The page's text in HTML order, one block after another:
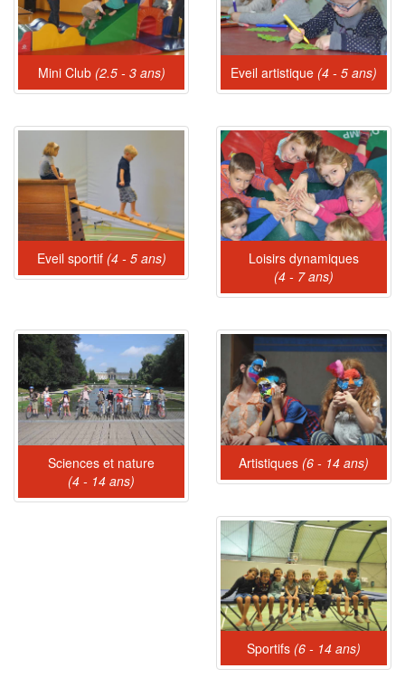
Mini Club (2.5 - 3 ans) Eveil artistique (4 - 5 ans)
Eveil sportif (4 - 5 ans)
Loisirs dynamiques
(4 - 7 ans)
Sciences et nature
(4 - 14 ans)
Artistiques (6 - 14 ans)
Sportifs (6 - 14 ans)